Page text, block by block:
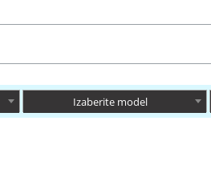
Izaberite model